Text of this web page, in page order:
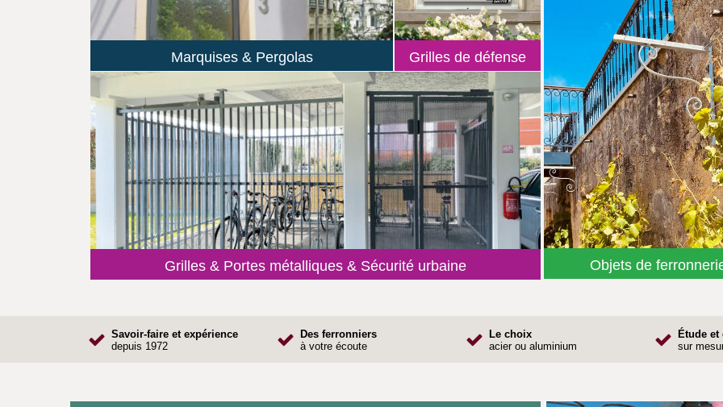
Marquises & Pergolas Grilles de défense
Grilles & Portes métalliques & Sécurité urbaine Objets de
Savoir-faire et expérience
depuis 1972
Des ferronniers
à votre écoute
Le choix
acier ou aluminium
Étude et
sur